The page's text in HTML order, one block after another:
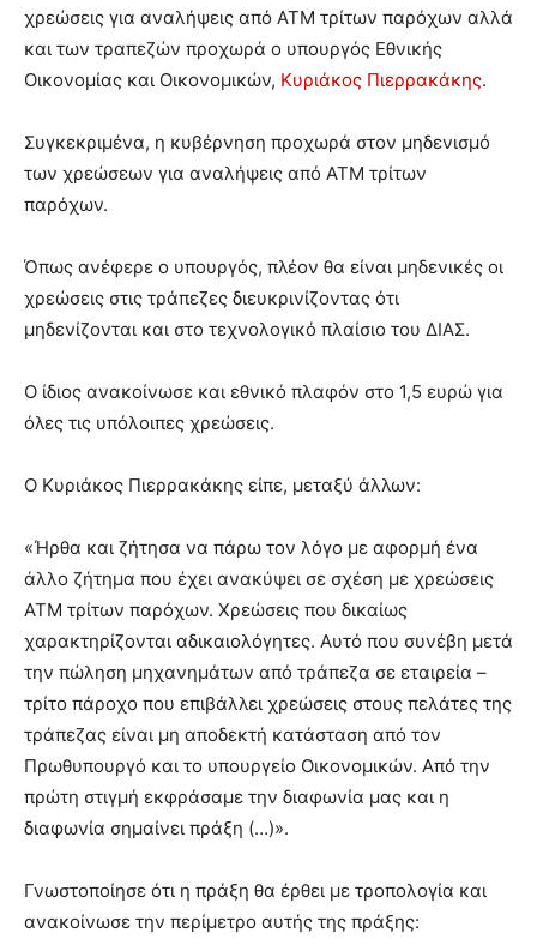
χρεώσεις για αναλήψεις από ATM τρίτων παρόχων αλλά
και των τραπεζών προχωρά ο υπουργός Εθνικής
Οικονομίας και Οικονομικών, Κυριάκος Πιερρακάκης.
Συγκεκριμένα, η κυβέρνηση προχωρά στον μηδενισμό
των χρεώσεων για αναλήψεις από ATM τρίτων
παρόχων.
Όπως ανέφερε ο υπουργός, πλέον θα είναι μηδενικές οι
χρεώσεις στις τράπεζες διευκρινίζοντας ότι
μηδενίζονται και στο τεχνολογικό πλαίσιο του ΔΙΑΣ.
Ο ίδιος ανακοίνωσε και εθνικό πλαφόν στο 1,5 ευρώ για
όλες τις υπόλοιπες χρεώσεις.
Ο Κυριάκος Πιερρακάκης είπε, μεταξύ άλλων:
«Ήρθα και ζήτησα να πάρω τον λόγο με αφορμή ένα
άλλο ζήτημα που έχει ανακύψει σε σχέση με χρεώσεις
ΑΤΜ τρίτων παρόχων. Χρεώσεις που δικαίως
χαρακτηρίζονται αδικαιολόγητες. Αυτό που συνέβη μετά
την πώληση μηχανημάτων από τράπεζα σε εταιρεία –
τρίτο πάροχο που επιβάλλει χρεώσεις στους πελάτες της
τράπεζας είναι μη αποδεκτή κατάσταση από τον
Πρωθυπουργό και το υπουργείο Οικονομικών. Από την
πρώτη στιγμή εκφράσαμε την διαφωνία μας και η
διαφωνία σημαίνει πράξη (…)».
Γνωστοποίησε ότι η πράξη θα έρθει με τροπολογία και
ανακοίνωσε την περίμετρο αυτής της πράξης: